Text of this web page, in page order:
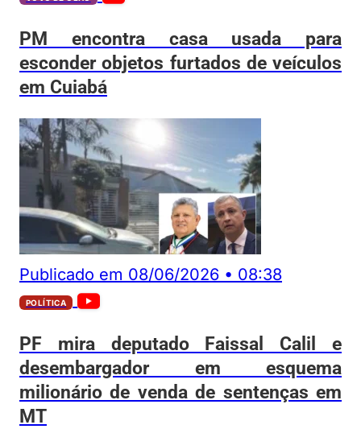
PM encontra casa usada para
esconder objetos furtados de veículos
em Cuiabá
Publicado em 08/06/2026 • 08:38
POLÍTICA
PF mira deputado Faissal Calil e
desembargador em esquema
milionário de venda de sentenças em
MT